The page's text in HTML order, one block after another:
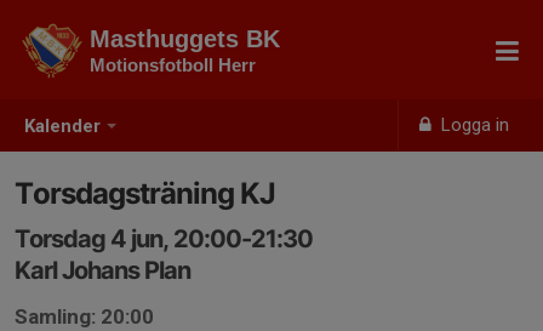
Kalender Logga in
Masthuggets BK
Motionsfotboll Herr
Torsdagsträning KJ
Torsdag 4 jun, 20:00-21:30
Karl Johans Plan
Samling: 20:00